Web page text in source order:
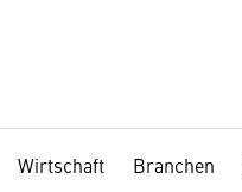
Wirtschaft Branchen